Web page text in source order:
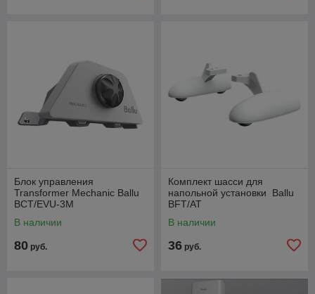
Блок управления
Transformer Mechanic Ballu
BCT/EVU-3M
В наличии
80 руб.
Комплект шасси для
напольной установки Ballu
BFT/AT
В наличии
36 руб.